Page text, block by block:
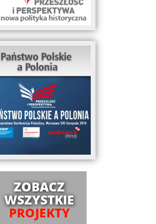
ZOBACZ
WSZYSTKIE
PROJEKTY